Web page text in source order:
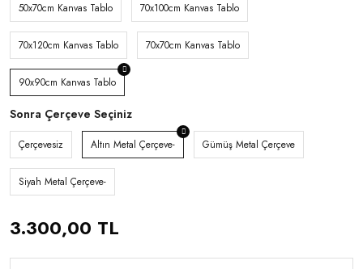
50x70cm Kanvas Tablo 70x100cm Kanvas Tablo
70x120cm Kanvas Tablo 70x70cm Kanvas Tablo
90x90cm Kanvas Tablo
Sonra Çerçeve Seçiniz
Çerçevesiz Altın Metal Çerçeve- Gümüş Metal Çerçeve
Siyah Metal Çerçeve-
3.300,00 TL